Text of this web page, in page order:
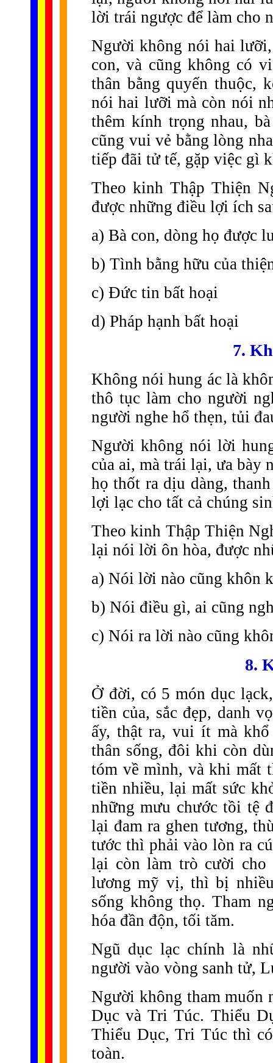
lời trái ngược để làm cho
Người không nói hai
con, và cũng không có
thân bằng quyến thuộc,
nói hai lưỡi mà còn nói
thêm kính trọng nhau,
cũng vui vẻ bằng lòng
tiếp đãi tử tế, gặp việc gì
Theo kinh Thập Thiện
được những điều lợi ích
a) Bà con, dòng họ được
b) Tình bằng hữu của
c) Đức tin bất hoại
d) Pháp hạnh bất hoại
7.
Không nói hung ác là
thô tục làm cho người
người nghe hổ thẹn, tủi
Người không nói lời
của ai, mà trái lại, ưa bày
họ thốt ra dịu dàng,
lợi lạc cho tất cả chúng
Theo kinh Thập Thiện
lại nói lời ôn hòa, được
a) Nói lời nào cũng khôn
b) Nói điều gì, ai cũng
c) Nói ra lời nào cũng
8.
Ở đời, có 5 món dục
tiền của, sắc đẹp, danh
ấy, thật ra, vui ít mà
thân sống, đôi khi còn
tóm về mình, và khi mất
tiền nhiều, lại mất sức
những mưu chước tồi tệ
lại đam ra ghen tương,
tước thì phải vào lòn ra
lại còn làm trò cười cho
lương mỹ vị, thì bị
sống không thọ. Tham
hóa đần độn, tối tăm.
Ngũ dục lạc chính là
người vào vòng sanh tử,
Người không tham muốn
Dục và Tri Túc. Thiểu
Thiểu Dục, Tri Túc thì
toàn.